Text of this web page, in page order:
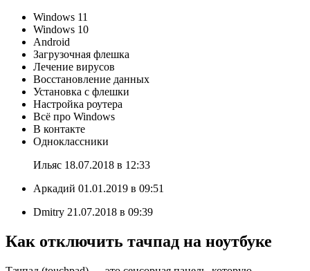
Windows 11
Windows 10
Android
Загрузочная флешка
Лечение вирусов
Восстановление данных
Установка с флешки
Настройка роутера
Всё про Windows
В контакте
Одноклассники
Ильяс 18.07.2018 в 12:33
Аркадий 01.01.2019 в 09:51
Dmitry 21.07.2018 в 09:39
Как отключить тачпад на ноутбуке